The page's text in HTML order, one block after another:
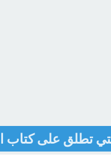
تطلق على كتاب